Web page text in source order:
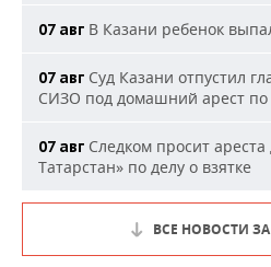
07 авг В Казани ребенок
07 авг Суд Казани отпустил
СИЗО под домашний арест по
07 авг Следком просит
Татарстан» по делу о взятке
ВСЕ НОВОСТИ